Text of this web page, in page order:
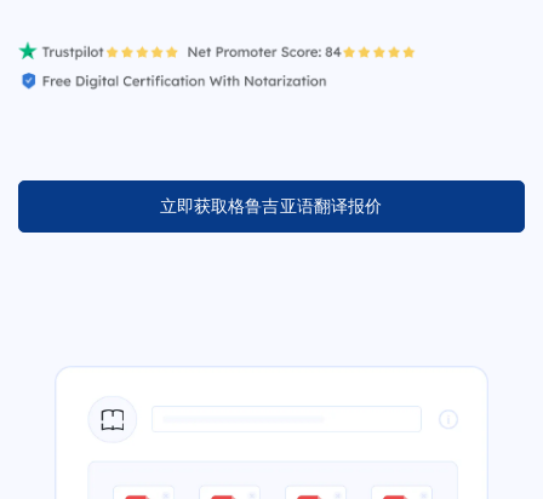
立即获取格鲁吉亚语翻译报价